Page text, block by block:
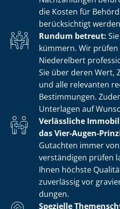
die Kosten für
berücksichtigt
Rundum betreut:
kümmern. Wir
Niederelbert
Sie über deren Wert,
und alle relevanten
Bestimmungen.
Unterlagen auf
Verlässliche
das Vier-Augen-
Gutachten immer
ver­stän­di­gen prüfen
Ihnen höchste
zuverlässig vor
dun­gen.
Spezielle